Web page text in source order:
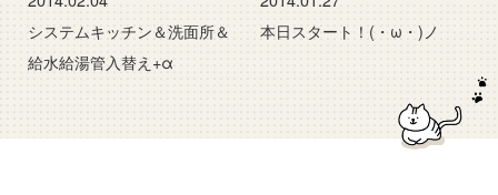
システムキッチン＆洗面所＆
給水給湯管入替え+α
本日スタート！(・ω・)ノ